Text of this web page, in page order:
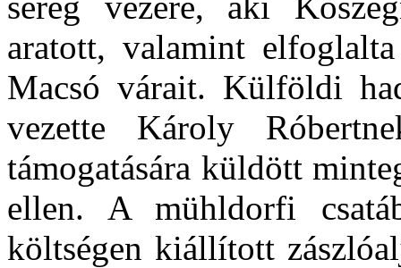
aratott, valamint
Macsó várait. Külföldi
vezette Károly
támogatására küldött
ellen. A mühldorfi
költségen kiállított